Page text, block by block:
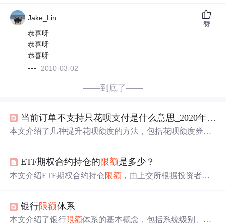
Jake_Lin
恭喜呀
恭喜呀
恭喜呀
2010-03-02
赞
——到底了——
当前订单不支持只花呗支付是什么意思_2020年支付宝花呗怎么提高额度？花呗如何快速提额...
本文介绍了几种提升花呗额度的方法，包括花呗额度券、
。 ETF期权合约持仓的 限额是多少？
本文介绍ETF期权合约持仓限额 ，由上交所根据投资者类
整、申请提额方式，以及义务仓
计算和违规处罚等内容。
银行限额体系
本文介绍了银行限额体系的基本概念，包括系统级别、客